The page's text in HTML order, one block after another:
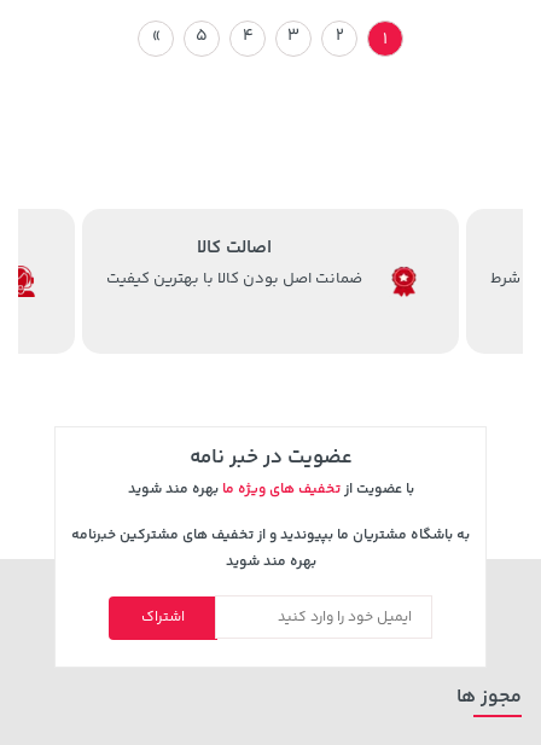
1
2
3
4
5
»
اصالت کالا
ضمانت اصل بودن کالا با بهترین کیفیت
عضویت در خبر نامه
با عضویت ازتخفیف های ویژه ما بهره مند شوید
به باشگاه مشتریان ما بپیوندید و از تخفیف های مشترکین خبرنامه
بهره مند شوید
اشتراک
مجوز ها